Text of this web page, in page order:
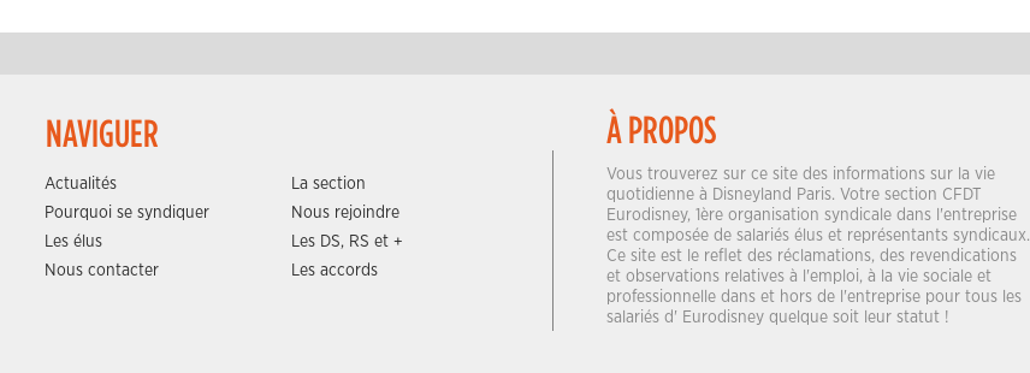
NAVIGUER
Actualités
La section
Pourquoi se syndiquer
Nous rejoindre
Les élus
Les DS, RS et +
Nous contacter
Les accords
À PROPOS
Vous trouverez sur ce site des informations sur la vie
quotidienne à Disneyland Paris. Votre section CFDT
Eurodisney, 1ère organisation syndicale dans l'entreprise
est composée de salariés élus et représentants syndicaux.
Ce site est le reflet des réclamations, des revendications
et observations relatives à l'emploi, à la vie sociale et
professionnelle dans et hors de l'entreprise pour tous les
salariés d' Eurodisney quelque soit leur statut !